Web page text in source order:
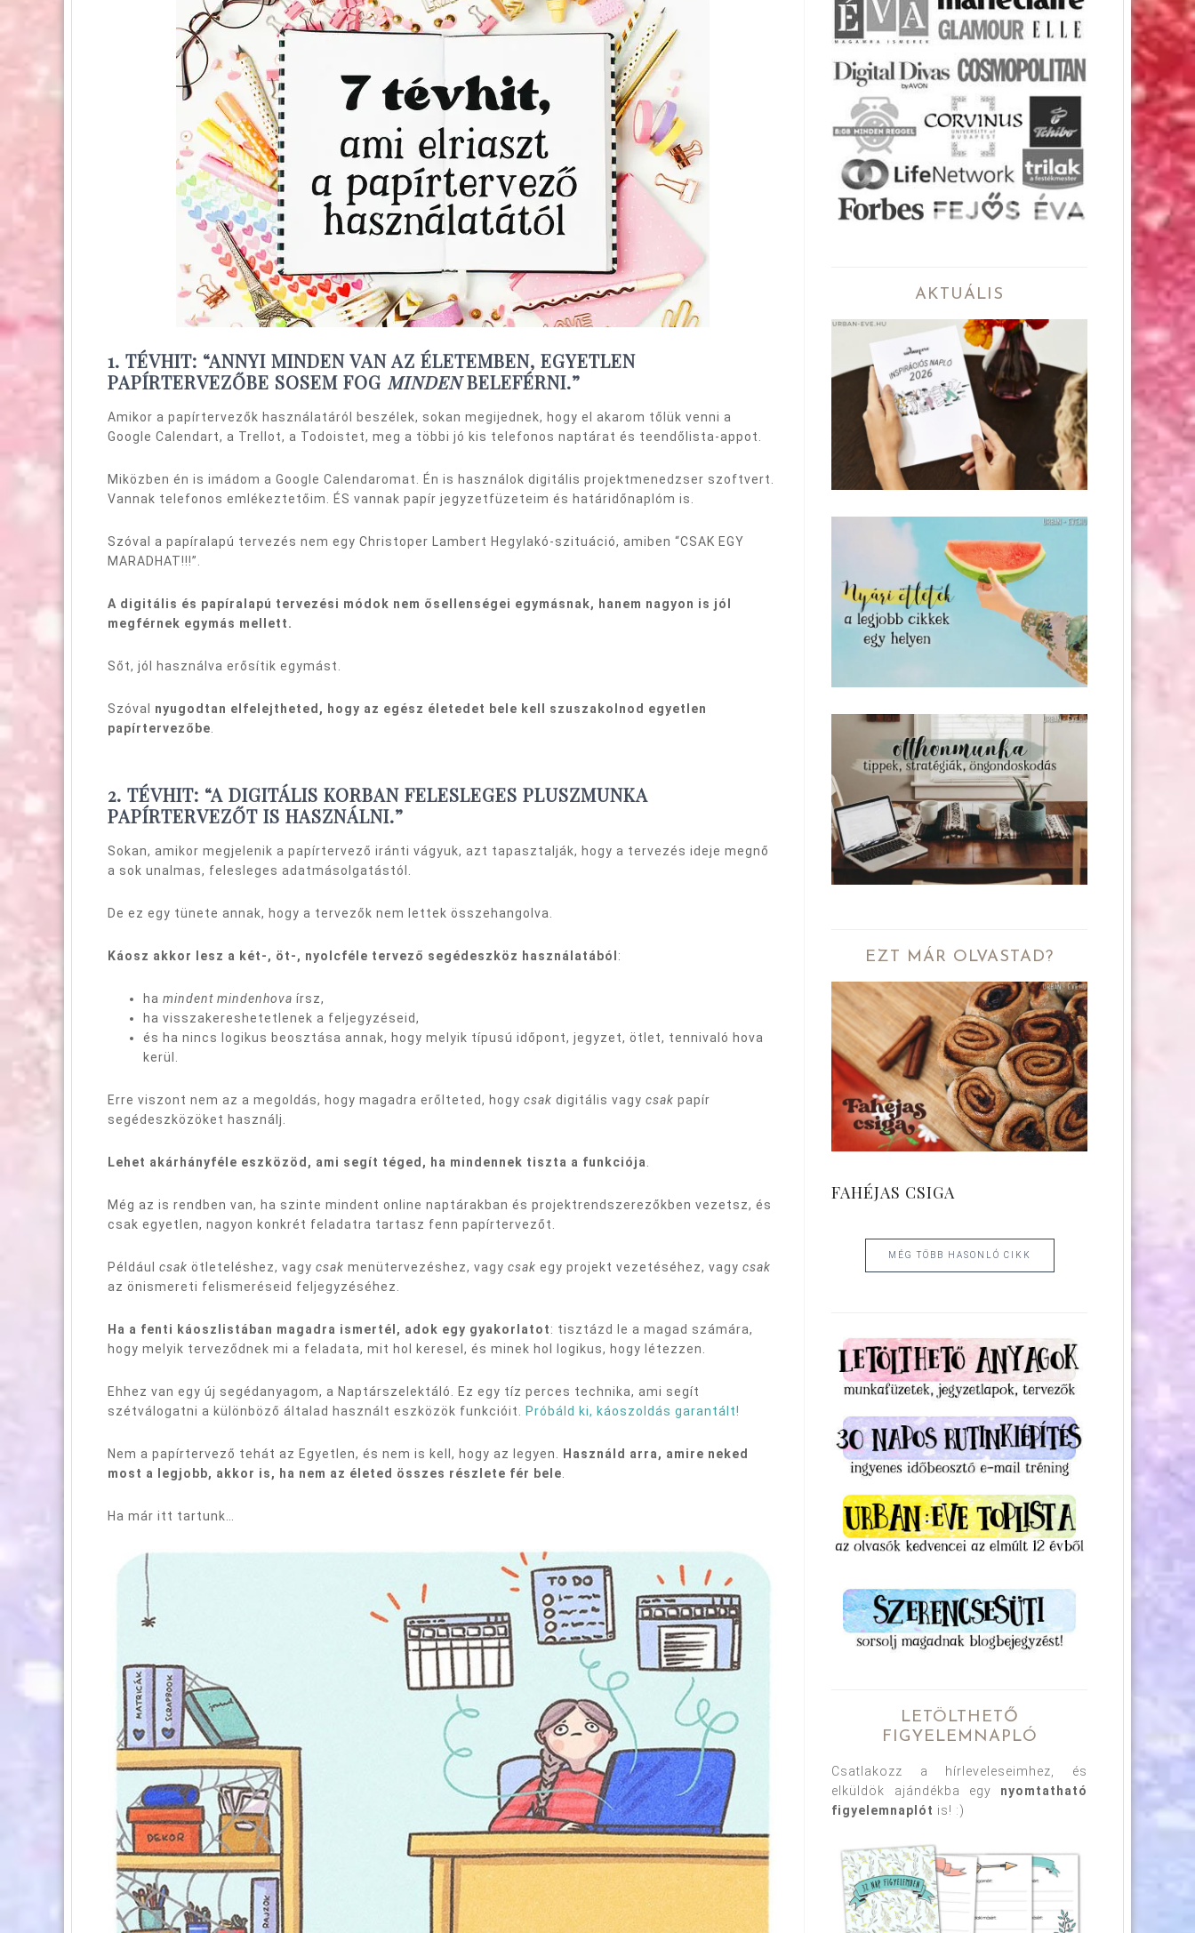
1. TÉVHIT: “ANNYI MINDEN VAN AZ ÉLETEMBEN, EGYETLEN
PAPÍRTERVEZŐBE SOSEM FOG MINDENBELEFÉRNI.”
Amikor a papírtervezők használatáról beszélek, sokan megijednek, hogy el akarom tőlük venni a
Google Calendart, a Trellot, a Todoistet, meg a többi jó kis telefonos naptárat és teendőlista-appot.
Miközben én is imádom a Google Calendaromat. Én is használok digitális projektmenedzser szoftvert.
Vannak telefonos emlékeztetőim. ÉS vannak papír jegyzetfüzeteim és határidőnaplóm is.
Szóval a papíralapú tervezés nem egy Christoper Lambert Hegylakó-szituáció, amiben “CSAK EGY
MARADHAT!!!”.
A digitális és papíralapú tervezési módok nem ősellenségei egymásnak, hanem nagyon is jól
megférnek egymás mellett.
Sőt, jól használva erősítik egymást.
Szóval nyugodtan elfelejtheted, hogy az egész életedet bele kell szuszakolnod egyetlen
papírtervezőbe
2. TÉVHIT: “A DIGITÁLIS KORBAN FELESLEGES PLUSZMUNKA
PAPÍRTERVEZŐT IS HASZNÁLNI.”
Sokan, amikor megjelenik a papírtervező iránti vágyuk, azt tapasztalják, hogy a tervezés ideje megnő
a sok unalmas, felesleges adatmásolgatástól.
De ez egy tünete annak, hogy a tervezők nem lettek összehangolva.
Káosz akkor lesz a két-, öt-, nyolcféle tervező segédeszköz használatából :
ha mindent mindenhova írsz,
ha visszakereshetetlenek a feljegyzéseid,
és ha nincs logikus beosztása annak, hogy melyik típusú időpont, jegyzet, ötlet, tennivaló hova
kerül.
Erre viszont nem az a megoldás, hogy magadra erőlteted, hogy csak digitális vagy csak papír
segédeszközöket használj.
Lehet akárhányféle eszközöd, ami segít téged, ha mindennek tiszta a funkciója
Még az is rendben van, ha szinte mindent online naptárakban és projektrendszerezőkben vezetsz, és
csak egyetlen, nagyon konkrét feladatra tartasz fenn papírtervezőt.
Például csak ötleteléshez, vagy csak menütervezéshez, vagy csak egy projekt vezetéséhez, vagy csak
az önismereti felismeréseid feljegyzéséhez.
Ha a fenti káoszlistában magadra ismertél, adok egy gyakorlatot: tisztázd le a magad számára,
hogy melyik terveződnek mi a feladata, mit hol keresel, és minek hol logikus, hogy létezzen.
Ehhez van egy új segédanyagom, a Naptárszelektáló. Ez egy tíz perces technika, ami segít
szétválogatni a különböző általad használt eszközök funkcióit.
Próbáld ki, káoszoldás garantált!
Nem a papírtervező tehát az Egyetlen, és nem is kell, hogy az legyen.
Használd arra, amire neked
most a legjobb, akkor is, ha nem az életed összes részlete fér bele
Ha már itt tartunk…
AKTUÁLIS
EZT MÁR OLVASTAD?
FAHÉJAS CSIGA
MÉG TÖBB HASONLÓ CIKK
LETÖLTHETŐ
FIGYELEMNAPLÓ
Csatlakozz a hírleveleseimhez, és
elküldök ajándékba egy nyomtatható
figyelemnaplót is! :)